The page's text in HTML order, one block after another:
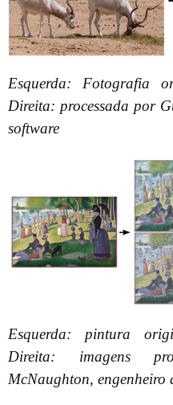
Esquerda: Fotografia
Direita: processada por
software
Esquerda: pintura
Direita: imagens
McNaughton, engenheiro